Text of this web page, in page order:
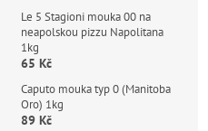
Le 5 Stagioni mouka 00 na
neapolskou pizzu Napolitana
1kg
65 Kč
Caputo mouka typ 0 (Manitoba
Oro) 1kg
89 Kč